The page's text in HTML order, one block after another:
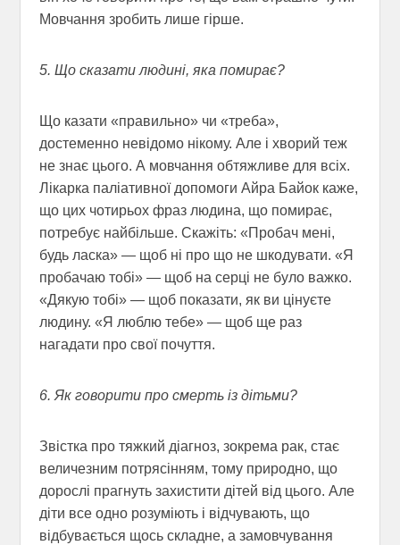
Мовчання зробить лише гірше.
5. Що сказати людині, яка помирає?
Що казати «правильно» чи «треба»,
достеменно невідомо нікому. Але і хворий теж
не знає цього. А мовчання обтяжливе для всіх.
Лікарка паліативної допомоги Айра Байок каже,
що цих чотирьох фраз людина, що помирає,
потребує найбільше. Скажіть: «Пробач мені,
будь ласка» — щоб ні про що не шкодувати. «Я
пробачаю тобі» — щоб на серці не було важко.
«Дякую тобі» — щоб показати, як ви цінуєте
людину. «Я люблю тебе» — щоб ще раз
нагадати про свої почуття.
6. Як говорити про смерть із дітьми?
Звістка про тяжкий діагноз, зокрема рак, стає
величезним потрясінням, тому природно, що
дорослі прагнуть захистити дітей від цього. Але
діти все одно розуміють і відчувають, що
відбувається щось складне, а замовчування